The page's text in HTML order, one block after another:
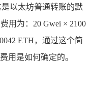
是以太坊普通转账的默
用为：20 Gwei × 2100
ETH，通过这个简
用是如何确定的。